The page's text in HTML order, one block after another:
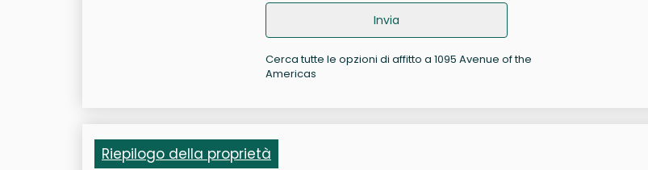
Invia
Cerca tutte le opzioni di affitto a 1095 Avenue of the
Americas
Riepilogo della proprietà